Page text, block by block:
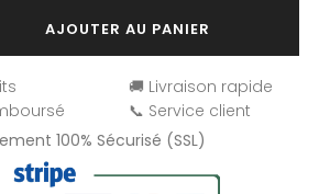
AJOUTER AU PANIER
🚚 Livraison rapide
📞 Service client
100% Sécurisé (SSL)